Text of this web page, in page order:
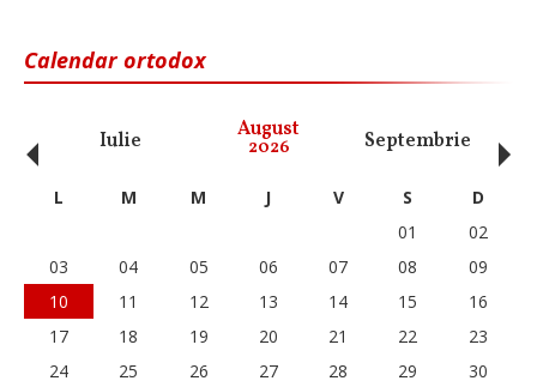
Calendar ortodox
Iulie August
2026 Septembrie
‹ L M M J V S
D
01
02
03
04 05 06 07 08
09
10
11 12 13 14 15
16
17
18 19 20 21 22
23
24
25 26 27 28 29
30